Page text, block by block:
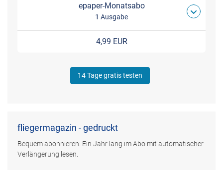
epaper-Monatsabo
1 Ausgabe
4,99 EUR
14 Tage gratis testen
fliegermagazin - gedruckt
Bequem abonnieren: Ein Jahr lang im Abo mit automatischer
Verlängerung lesen.